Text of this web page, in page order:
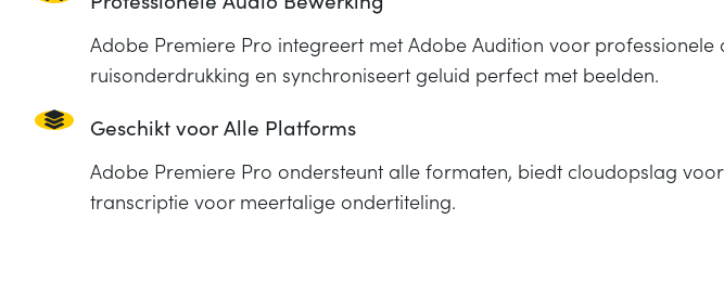
Adobe Premiere Pro integreert met Adobe Audition voor
ruisonderdrukking en synchroniseert geluid perfect met beelden.
Geschikt voor Alle Platforms
Adobe Premiere Pro ondersteunt alle formaten, biedt cloudopslag
transcriptie voor meertalige ondertiteling.